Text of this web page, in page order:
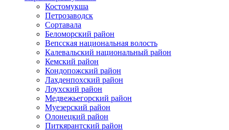
Костомукша
Петрозаводск
Сортавала
Беломорский район
Вепсская национальная волость
Калевальский национальный район
Кемский район
Кондопожский район
Лахденпохский район
Лоухский район
Медвежьегорский район
Муезерский район
Олонецкий район
Питкярантский район